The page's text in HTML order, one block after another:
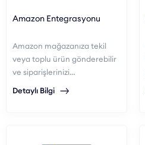
Amazon Entegrasyonu
Amazon mağazanıza tekil
veya toplu ürün gönderebilir
ve siparişlerinizi
yönetebilirsiniz.
Detaylı Bilgi